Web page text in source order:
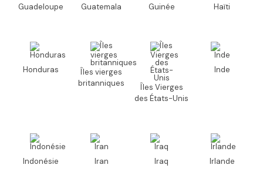
Guadeloupe Guatemala Guinée Haïti
Honduras
Îles vierges
britanniques
Îles Vierges
des États-Unis
Inde
Indonésie Iran Iraq Irlande